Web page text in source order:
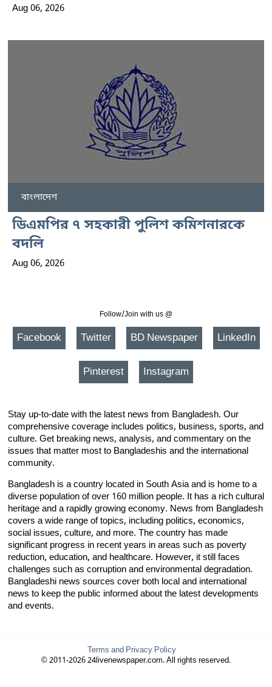
Aug 06, 2026
বাংলাদেশ
ডিএমপির ৭ সহকারী পুলিশ কমিশনারকে
বদলি
Aug 06, 2026
Follow/Join with us @
Facebook Twitter BD Newspaper LinkedIn
Pinterest Instagram
Stay up-to-date with the latest news from Bangladesh. Our
comprehensive coverage includes politics, business, sports, and
culture. Get breaking news, analysis, and commentary on the
issues that matter most to Bangladeshis and the international
community.
Bangladesh is a country located in South Asia and is home to a
diverse population of over 160 million people. It has a rich cultural
heritage and a rapidly growing economy. News from Bangladesh
covers a wide range of topics, including politics, economics,
social issues, culture, and more. The country has made
significant progress in recent years in areas such as poverty
reduction, education, and healthcare. However, it still faces
challenges such as corruption and environmental degradation.
Bangladeshi news sources cover both local and international
news to keep the public informed about the latest developments
and events.
Terms and Privacy Policy
© 2011-2026 24livenewspaper.com. All rights reserved.